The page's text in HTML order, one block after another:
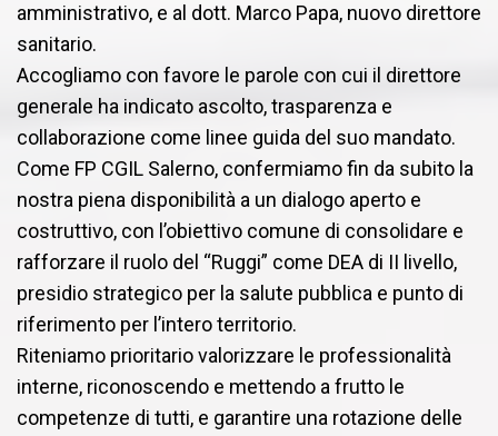
amministrativo, e al dott. Marco Papa, nuovo direttore
sanitario.
Accogliamo con favore le parole con cui il direttore
generale ha indicato ascolto, trasparenza e
collaborazione come linee guida del suo mandato.
Come FP CGIL Salerno, confermiamo fin da subito la
nostra piena disponibilità a un dialogo aperto e
costruttivo, con l’obiettivo comune di consolidare e
rafforzare il ruolo del “Ruggi” come DEA di II livello,
presidio strategico per la salute pubblica e punto di
riferimento per l’intero territorio.
Riteniamo prioritario valorizzare le professionalità
interne, riconoscendo e mettendo a frutto le
competenze di tutti, e garantire una rotazione delle